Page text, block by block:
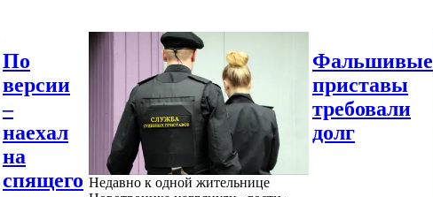
По
версии
–
наехал
на
спящего Недавно к одной жительнице
Фальшивые
приставы
требовали
долг